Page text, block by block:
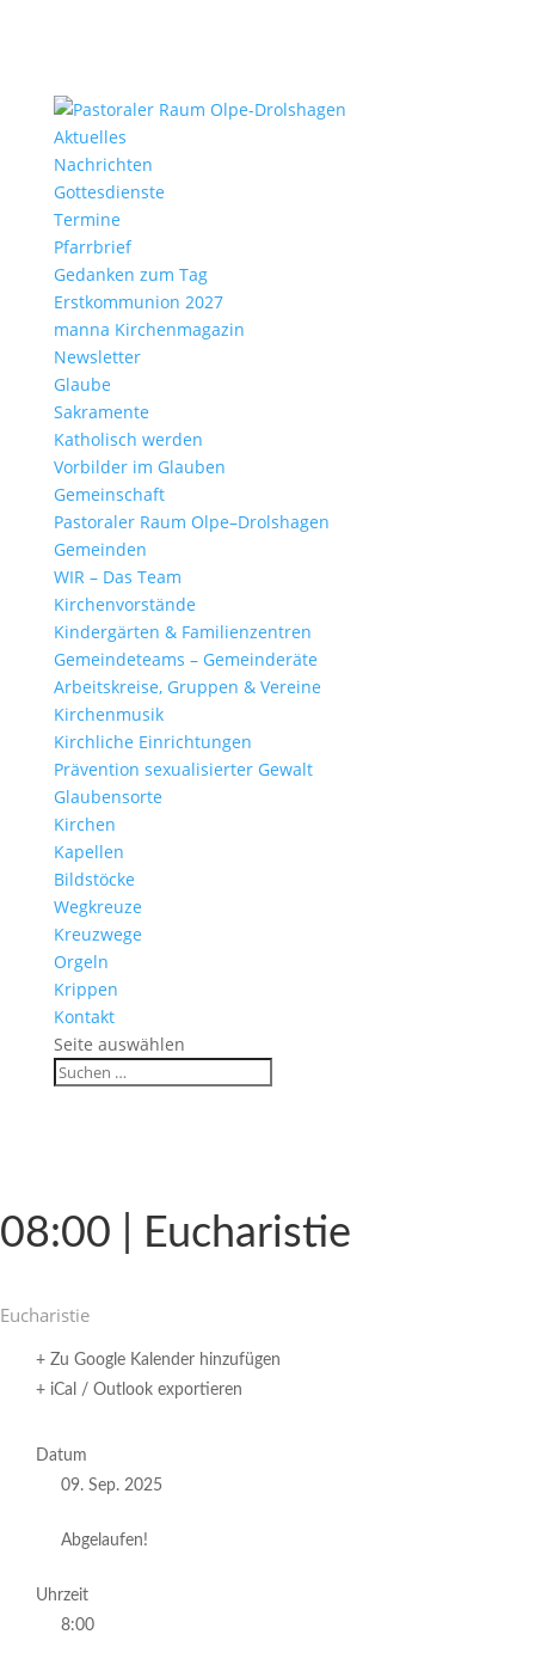
Aktu­elles
Nach­richten
Gottes­dienste
Termine
Pfarr­brief
Gedanken zum Tag
Erst­kom­mu­nion 2027
manna Kirchen­ma­gazin
News­letter
Glaube
Sakra­mente
Katho­lisch werden
Vorbilder im Glauben
Gemein­schaft
Pasto­raler Raum Olpe–Drolshagen
Gemeinden
WIR – Das Team
Kirchen­vor­stände
Kinder­gärten & Familienzentren
Gemein­de­teams – Gemeinderäte
Arbeits­kreise, Gruppen & Vereine
Kirchen­musik
Kirch­liche Einrichtungen
Präven­tion sexua­li­sierter Gewalt
Glau­ben­s­orte
Kirchen
Kapellen
Bild­stöcke
Wegkreuze
Kreuz­wege
Orgeln
Krippen
Kontakt
Seite auswählen
08:00 | Eucharistie
Eucha­ristie
+ Zu Google Kalender hinzufügen
+ iCal / Outlook exportieren
Datum
09. Sep. 2025
Abgelaufen!
Uhrzeit
8:00